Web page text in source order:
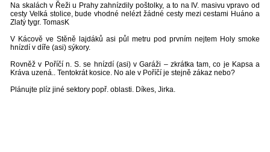
Na skalách v Řeži u Prahy zahnízdily poštolky, a to na IV. masivu vpravo od
cesty Velká stolice, bude vhodné nelézt žádné cesty mezi cestami Huáno a
Zlatý tygr. TomasK
V Kácově ve Stěně lajdáků asi půl metru pod prvním nejtem Holy smoke
hnízdí v díře (asi) sýkory.
Rovněž v Poříčí n. S. se hnízdí (asi) v Garáži – zkrátka tam, co je Kapsa a
Kráva uzená.. Tentokrát kosice. No ale v Poříčí je stejně zákaz nebo?
Plánujte plíz jiné sektory popř. oblasti. Díkes, Jirka.